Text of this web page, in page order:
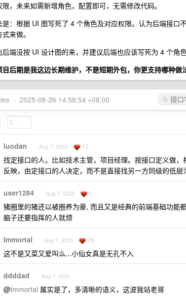
限，未来如需新增角色，配置即可，无需修改代码。
是：根据 UI 图写死了 4 个角色及对应权限。认为后端接口
来做。
后端没按 UI 设计图的来，并建议后端也应该写死为 4 个角
后期是我这边长期维护，不是短期外包，你更支持哪种做
接口
• 2025-08-26 14:58:54 +08:00
luodan Aug 7, 2025 12
找定接口的人，比如技术主管，项目经理。按接口定义做
反映，由定接口的人决定，而不是直接找另一方同级的低层
user1284 Aug 7, 2025 1
猪圈里的猪还以被圈养为豪, 而且又是经典的前端基础功能
脑子还要指挥的人就烦
Immortal Aug 7, 2025 26
这不是又菜又爱叫么...小仙女真是无孔不入
ddddad Aug 7, 2025
@Immortal 属实是了，多清晰的语义，这波我站老哥